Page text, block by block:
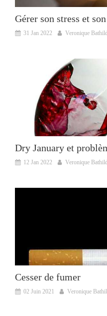
Gérer son stress et
31 Jan 2022 Veronique
Dry January et
12 Jan 2022 Veronique
Cesser de fumer
02 Juin 2021 Veronique